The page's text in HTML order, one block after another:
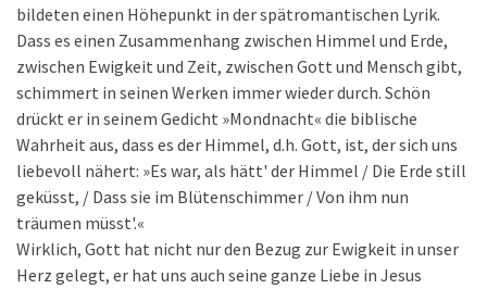
bildeten einen Höhepunkt in der spätromantischen Lyrik.
Dass es einen Zusammenhang zwischen Himmel und Erde,
zwischen Ewigkeit und Zeit, zwischen Gott und Mensch gibt,
schimmert in seinen Werken immer wieder durch. Schön
drückt er in seinem Gedicht »Mondnacht« die biblische
Wahrheit aus, dass es der Himmel, d.h. Gott, ist, der sich uns
liebevoll nähert: »Es war, als hätt' der Himmel / Die Erde still
geküsst, / Dass sie im Blütenschimmer / Von ihm nun
träumen müsst'.«
Wirklich, Gott hat nicht nur den Bezug zur Ewigkeit in unser
Herz gelegt, er hat uns auch seine ganze Liebe in Jesus